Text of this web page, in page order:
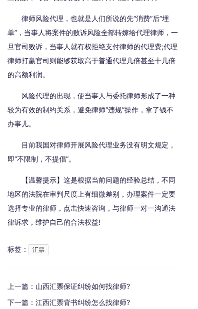
律师风险代理，也就是人们所说的先“消费”后“埋
单”，当事人将案件的败诉风险全部转嫁给代理律师，一
旦官司败诉，当事人就有权拒绝支付律师的代理费;代理
律师打赢官司则能够获取高于普通代理几倍甚至十几倍
的高额利润。
风险代理的出现，使当事人与委托律师形成了一种
较为有效的制约关系，避免律师“违规”操作，拿了钱不
办事儿。
目前我国对律师开展风险代理业务没有明文规定，
即“不限制，不提倡”。
【温馨提示】这是根据当前问题的经验总结，不同
地区的法院在审判尺度上有细微差别，办理案件一定要
选择专业的律师，点击快速咨询，与律师一对一沟通法
律诉求，维护自己的合法权益!
标签： 汇票
上一篇： 山西汇票保证纠纷如何找律师?
下一篇： 江西汇票背书纠纷怎么找律师?